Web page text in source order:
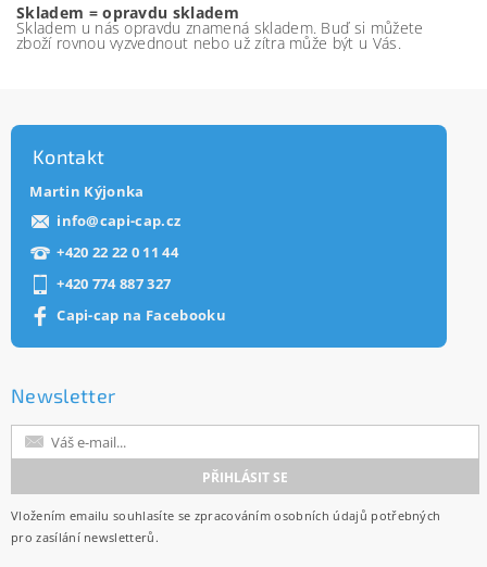
Skladem = opravdu skladem
Skladem u nás opravdu znamená skladem. Buď si můžete
zboží rovnou vyzvednout nebo už zítra může být u Vás.
Kontakt
Martin Kýjonka
info@capi-cap.cz
+420 22 22 0 11 44
+420 774 887 327
Capi-cap na Facebooku
Newsletter
Vložením emailu souhlasíte se zpracováním osobních údajů potřebných
pro zasílání newsletterů.